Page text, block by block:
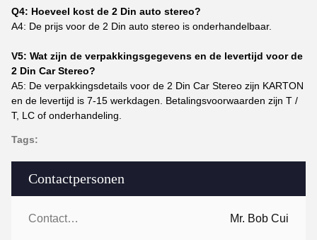
Contactpersonen
Contactpersonen: Mr. Bob Cui
Q4: Hoeveel kost de 2 Din auto stereo?
A4: De prijs voor de 2 Din auto stereo is onderhandelbaar.
V5: Wat zijn de verpakkingsgegevens en de levertijd voor de
2 Din Car Stereo?
A5: De verpakkingsdetails voor de 2 Din Car Stereo zijn KARTON
en de levertijd is 7-15 werkdagen. Betalingsvoorwaarden zijn T /
T, LC of onderhandeling.
Tags: